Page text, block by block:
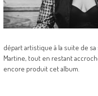
départ artistique à la suite de
Martine, tout en restant
encore produit cet album.